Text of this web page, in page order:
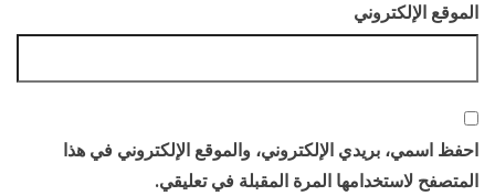
الموقع الإلكتروني
احفظ اسمي، بريدي الإلكتروني، والموقع الإلكتروني في هذا
المتصفح لاستخدامها المرة المقبلة في تعليقي.